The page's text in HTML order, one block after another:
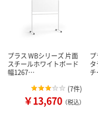
プラス WBシリーズ 片面
スチールホワイトボード
幅1267…
(7件)
￥13,670 （税込）